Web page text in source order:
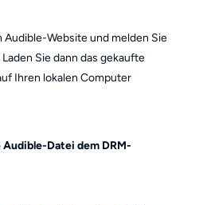
Website und melden Sie
Sie dann das gekaufte
Ihren lokalen Computer
Datei dem DRM-